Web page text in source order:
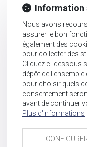
Information
Nous avons
assurer le bon
également des
pour collecter des
Cliquez ci-dessous
dépôt de l'ensemble
pour choisir quels
consentement
avant de continuer
Plus d'informations
CONFIGURER